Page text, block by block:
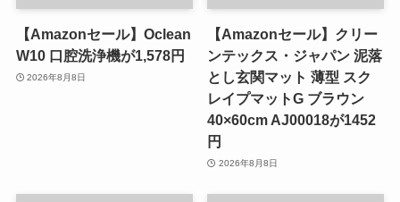
【Amazonセール】Oclean
W10 口腔洗浄機が1,578円
2026年8月8日
【Amazonセール】クリー
ンテックス・ジャパン 泥落
とし玄関マット 薄型 スク
レイプマットG ブラウン
40×60cm AJ00018が1452
円
2026年8月8日